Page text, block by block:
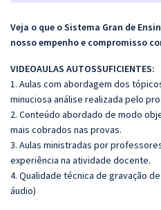
Veja o que o Sistema Gran de
nosso empenho e compromisso
VIDEOAULAS AUTOSSUFICIENTES:
1. Aulas com abordagem dos
minuciosa análise realizada pelo
2. Conteúdo abordado de modo
mais cobrados nas provas.
3. Aulas ministradas por
experiência na atividade docente.
4. Qualidade técnica de gravação
áudio)